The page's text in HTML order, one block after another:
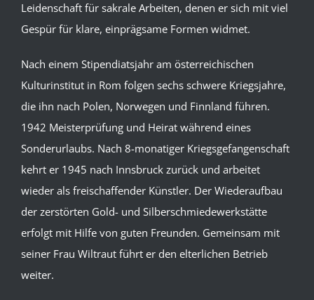
Leidenschaft für sakrale Arbeiten, denen er sich mit viel
Gespür für klare, einprägsame Formen widmet.
Nach einem Stipendiatsjahr am österreichischen
Kulturinstitut in Rom folgen sechs schwere Kriegsjahre,
die ihn nach Polen, Norwegen und Finnland führen.
1942 Meisterprüfung und Heirat während eines
Sonderurlaubs. Nach 8-monatiger Kriegsgefangenschaft
kehrt er 1945 nach Innsbruck zurück und arbeitet
wieder als freischaffender Künstler. Der Wiederaufbau
der zerstörten Gold- und Silberschmiedewerkstätte
erfolgt mit Hilfe von guten Freunden. Gemeinsam mit
seiner Frau Wiltraut führt er den elterlichen Betrieb
weiter.